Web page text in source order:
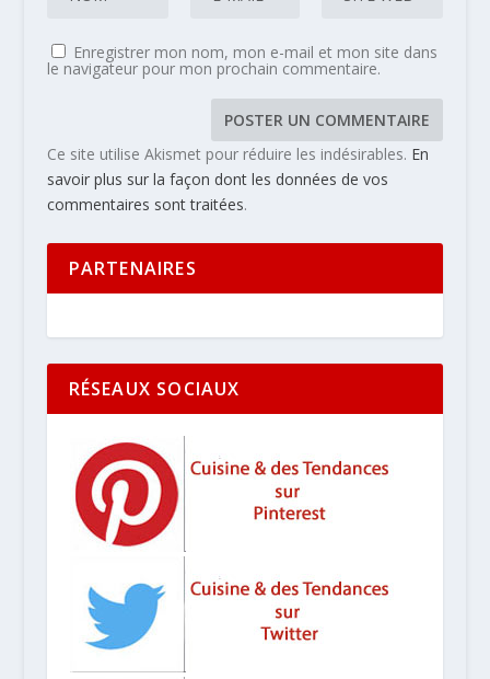
Enregistrer mon nom, mon e-mail et mon site dans
le navigateur pour mon prochain commentaire.
Ce site utilise Akismet pour réduire les indésirables. En
savoir plus sur la façon dont les données de vos
commentaires sont traitées.
PARTENAIRES
RÉSEAUX SOCIAUX